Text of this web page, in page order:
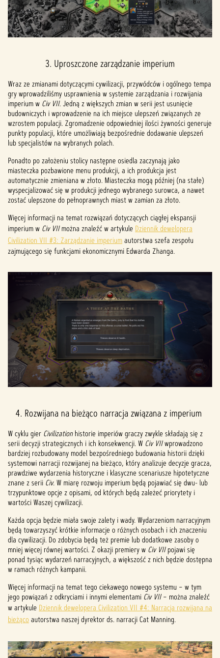
3. Uproszczone zarządzanie imperium
Wraz ze zmianami dotyczącymi cywilizacji, przywódców i ogólnego tempa
gry wprowadziliśmy usprawnienia w systemie zarządzania i rozwijania
imperium w Civ VII. Jedną z większych zmian w serii jest usunięcie
budowniczych i wprowadzenie na ich miejsce ulepszeń związanych ze
wzrostem populacji. Zgromadzenie odpowiedniej ilości żywności generuje
punkty populacji, które umożliwiają bezpośrednie dodawanie ulepszeń
lub specjalistów na wybranych polach.
Ponadto po założeniu stolicy następne osiedla zaczynają jako
miasteczka pozbawione menu produkcji, a ich produkcja jest
automatycznie zmieniana w złoto. Miasteczka mogą później (na stałe)
wyspecjalizować się w produkcji jednego wybranego surowca, a nawet
zostać ulepszone do pełnoprawnych miast w zamian za złoto.
Więcej informacji na temat rozwiązań dotyczących ciągłej ekspansji
imperium w Civ VIImożna znaleźć w artykule Dziennik dewelopera
Civilization VII #3: Zarządzanie imperiumautorstwa szefa zespołu
zajmującego się funkcjami ekonomicznymi Edwarda Zhanga.
4. Rozwijana na bieżąco narracja związana z imperium
W cyklu gier Civilizationhistorie imperiów graczy zwykle składają się z
serii decyzji strategicznych i ich konsekwencji. W Civ VIIwprowadzono
bardziej rozbudowany model bezpośredniego budowania historii dzięki
systemowi narracji rozwijanej na bieżąco, który analizuje decyzje gracza,
prawdziwe wydarzenia historyczne i klasyczne scenariusze hipotetyczne
znane z serii Civ. W miarę rozwoju imperium będą pojawiać się dwu- lub
trzypunktowe opcje z opisami, od których będą zależeć priorytety i
wartości Waszej cywilizacji.
Każda opcja będzie miała swoje zalety i wady. Wydarzeniom narracyjnym
będą towarzyszyć krótkie informacje o różnych osobach i ich znaczeniu
dla cywilizacji. Do zdobycia będą też premie lub dodatkowe zasoby o
mniej więcej równej wartości. Z okazji premiery w Civ VIIpojawi się
ponad tysiąc wydarzeń narracyjnych, a większość z nich będzie dostępna
w ramach różnych kampanii.
Więcej informacji na temat tego ciekawego nowego systemu – w tym
jego powiązań z odkryciami i innymi elementami Civ VII– można znaleźć
w artykule Dziennik dewelopera Civilization VII #4: Narracja rozwijana na
bieżąco autorstwa naszej dyrektor ds. narracji Cat Manning.